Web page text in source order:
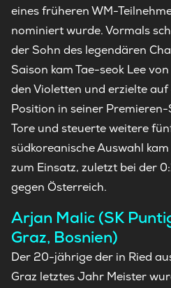
eines früheren WM-
nominiert wurde. Vormals
der Sohn des legendären
Saison kam Tae-seok Lee
den Violetten und erzielte
Position in seiner
Tore und steuerte weitere
südkoreanische Auswahl
zum Einsatz, zuletzt bei der
gegen Österreich.
Arjan Malic (SK
Graz, Bosnien)
Der 20-jährige der in Ried
Graz letztes Jahr Meister